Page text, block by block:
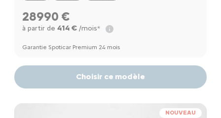
28990 €
à partir de 414 €/mois*
Garantie Spoticar Premium 24 mois
Choisir ce modèle
NOUVEAU